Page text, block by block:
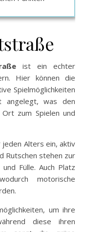
ist ein echter
Hier können die
Spielmöglichkeiten
angelegt, was den
zum Spielen und
Alters ein, aktiv
Rutschen stehen zur
Fülle. Auch Platz
motorische
um ihre
diese ihren